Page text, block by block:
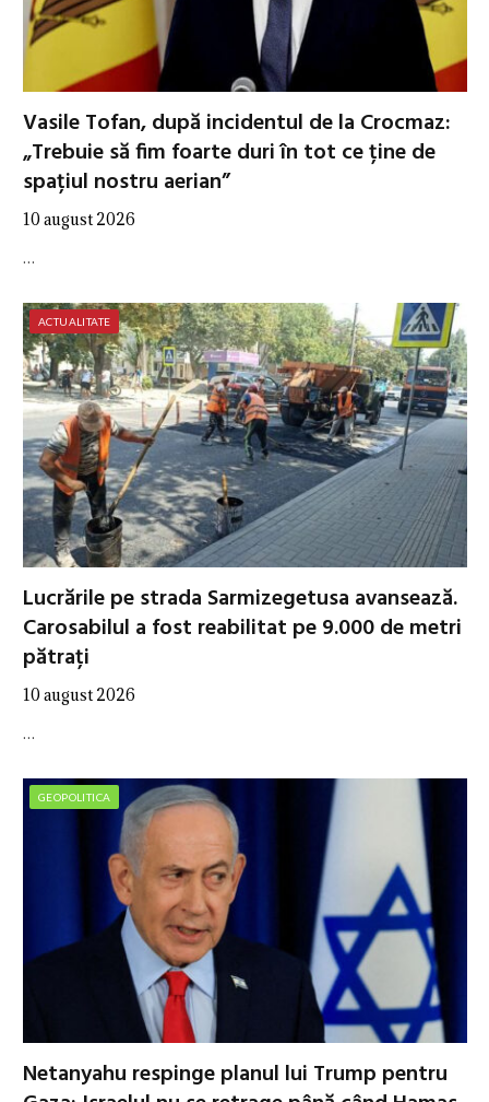
Vasile Tofan, după incidentul de la Crocmaz:
„Trebuie să fim foarte duri în tot ce ține de
spațiul nostru aerian”
10 august 2026
…
ACTUALITATE
Lucrările pe strada Sarmizegetusa avansează.
Carosabilul a fost reabilitat pe 9.000 de metri
pătrați
10 august 2026
…
GEOPOLITICA
Netanyahu respinge planul lui Trump pentru